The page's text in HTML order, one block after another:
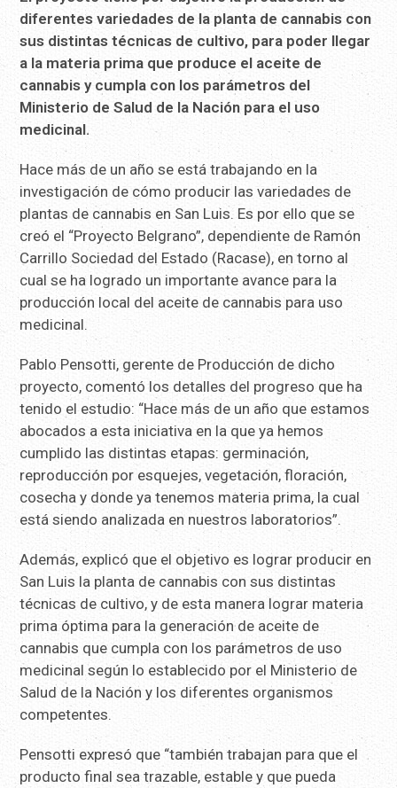
diferentes variedades de la planta de cannabis con
sus distintas técnicas de cultivo, para poder llegar
a la materia prima que produce el aceite de
cannabis y cumpla con los parámetros del
Ministerio de Salud de la Nación para el uso
medicinal.
Hace más de un año se está trabajando en la
investigación de cómo producir las variedades de
plantas de cannabis en San Luis. Es por ello que se
creó el “Proyecto Belgrano”, dependiente de Ramón
Carrillo Sociedad del Estado (Racase), en torno al
cual se ha logrado un importante avance para la
producción local del aceite de cannabis para uso
medicinal.
Pablo Pensotti, gerente de Producción de dicho
proyecto, comentó los detalles del progreso que ha
tenido el estudio: “Hace más de un año que estamos
abocados a esta iniciativa en la que ya hemos
cumplido las distintas etapas: germinación,
reproducción por esquejes, vegetación, floración,
cosecha y donde ya tenemos materia prima, la cual
está siendo analizada en nuestros laboratorios”.
Además, explicó que el objetivo es lograr producir en
San Luis la planta de cannabis con sus distintas
técnicas de cultivo, y de esta manera lograr materia
prima óptima para la generación de aceite de
cannabis que cumpla con los parámetros de uso
medicinal según lo establecido por el Ministerio de
Salud de la Nación y los diferentes organismos
competentes.
Pensotti expresó que “también trabajan para que el
producto final sea trazable, estable y que pueda